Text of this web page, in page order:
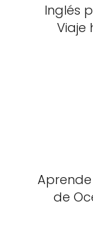
Inglés
Viaje
de